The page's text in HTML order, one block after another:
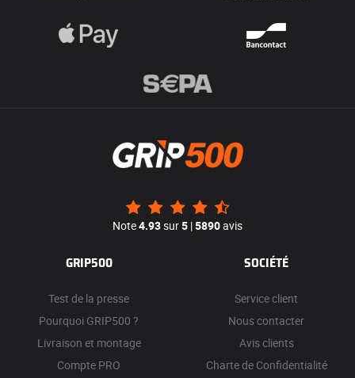
Note4.93sur5 |5890avis
GRIP500
Test de la presse
Pourquoi GRIP500 ?
Livraison et montage
Compte PRO
SOCIÉTÉ
Service client
Nous contacter
Avis clients
Charte de Confidentialité